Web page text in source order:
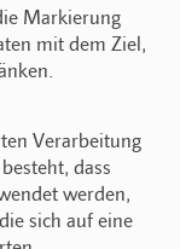
Markierung
mit dem Ziel,
Verarbeitung
dass
werden,
sich auf eine